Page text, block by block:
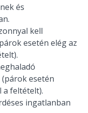
és
kell
esetén elég az
esetén
a feltételt).
ingatlanban